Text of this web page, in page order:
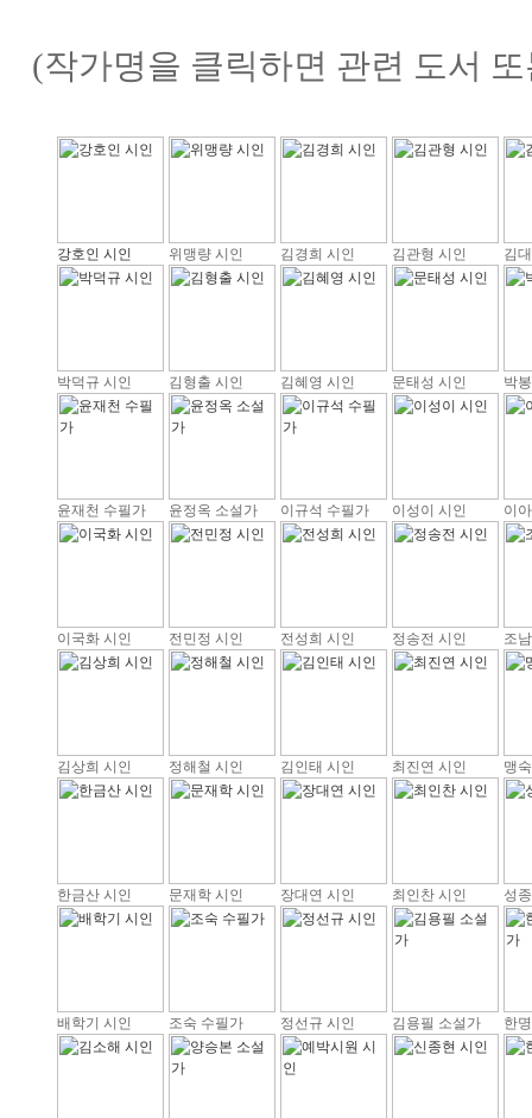
(작가명을 클릭하면 관련 도서
강호인 시인 위맹량 시인 김경희 시인 김관형 시인 김
박덕규 시인 김형출 시인 김혜영 시인 문태성 시인 박
윤재천 수필가 윤정옥 소설가 이규석 수필가 이성이 시인 이
이국화 시인 전민정 시인 전성희 시인 정송전 시인 조
김상희 시인 정해철 시인 김인태 시인 최진연 시인 맹
한금산 시인 문재학 시인 장대연 시인 최인찬 시인 성
배학기 시인 조숙 수필가 정선규 시인 김용필 소설가 한